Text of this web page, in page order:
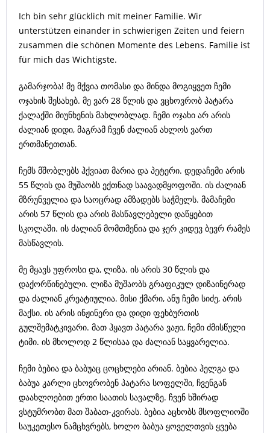
Ich bin sehr glücklich mit meiner Familie. Wir
unterstützen einander in schwierigen Zeiten und feiern
zusammen die schönen Momente des Lebens. Familie ist
für mich das Wichtigste.
გამარჯობა! მე მქვია თომასი და მინდა მოგიყვეთ ჩემი
ოჯახის შესახებ. მე ვარ 28 წლის და ვცხოვრობ პატარა
ქალაქში მიუნხენის მახლობლად. ჩემი ოჯახი არ არის
ძალიან დიდი, მაგრამ ჩვენ ძალიან ახლოს ვართ
ერთმანეთთან.
ჩემს მშობლებს ჰქვიათ მარია და პეტერი. დედაჩემი არის
55 წლის და მუშაობს ექთნად საავადმყოფოში. ის ძალიან
მზრუნველია და საოცრად ამზადებს საჭმელს. მამაჩემი
არის 57 წლის და არის მასწავლებელი დაწყებით
სკოლაში. ის ძალიან მომთმენია და ჯერ კიდევ ბევრ რამეს
მასწავლის.
მე მყავს უფროსი და, ლიზა. ის არის 30 წლის და
დაქორწინებული. ლიზა მუშაობს გრაფიკულ დიზაინერად
და ძალიან კრეატიულია. მისი ქმარი, ანუ ჩემი სიძე, არის
მაქსი. ის არის ინჟინერი და დიდი ფეხბურთის
გულშემატკივარი. მათ ჰყავთ პატარა ვაჟი, ჩემი ძმისწული
ტიმი. ის მხოლოდ 2 წლისაა და ძალიან საყვარელია.
ჩემი ბებია და ბაბუაც ცოცხლები არიან. ბებია ჰელგა და
ბაბუა კარლი ცხოვრობენ პატარა სოფელში, ჩვენგან
დაახლოებით ერთი საათის სავალზე. ჩვენ ხშირად
ვსტუმრობთ მათ შაბათ-კვირას. ბებია აცხობს მსოფლიოში
საუკეთესო ნამცხვრებს, ხოლო ბაბუა ყოველთვის ყვება